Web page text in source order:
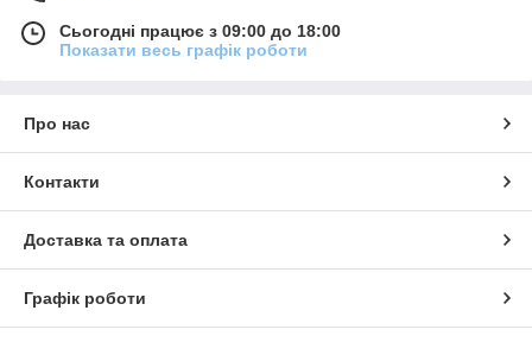
Сьогодні працює з 09:00 до 18:00
Показати весь графік роботи
Про нас
Контакти
Доставка та оплата
Графік роботи